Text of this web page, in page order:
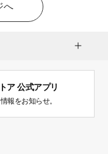
へ
ア 公式アプリ
報をお知らせ。